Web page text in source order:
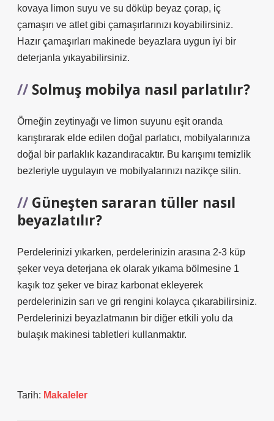
kovaya limon suyu ve su döküp beyaz çorap, iç
çamaşırı ve atlet gibi çamaşırlarınızı koyabilirsiniz.
Hazır çamaşırları makinede beyazlara uygun iyi bir
deterjanla yıkayabilirsiniz.
Solmuş mobilya nasıl parlatılır?
Örneğin zeytinyağı ve limon suyunu eşit oranda
karıştırarak elde edilen doğal parlatıcı, mobilyalarınıza
doğal bir parlaklık kazandıracaktır. Bu karışımı temizlik
bezleriyle uygulayın ve mobilyalarınızı nazikçe silin.
Güneşten sararan tüller nasıl
beyazlatılır?
Perdelerinizi yıkarken, perdelerinizin arasına 2-3 küp
şeker veya deterjana ek olarak yıkama bölmesine 1
kaşık toz şeker ve biraz karbonat ekleyerek
perdelerinizin sarı ve gri rengini kolayca çıkarabilirsiniz.
Perdelerinizi beyazlatmanın bir diğer etkili yolu da
bulaşık makinesi tabletleri kullanmaktır.
Tarih: Makaleler